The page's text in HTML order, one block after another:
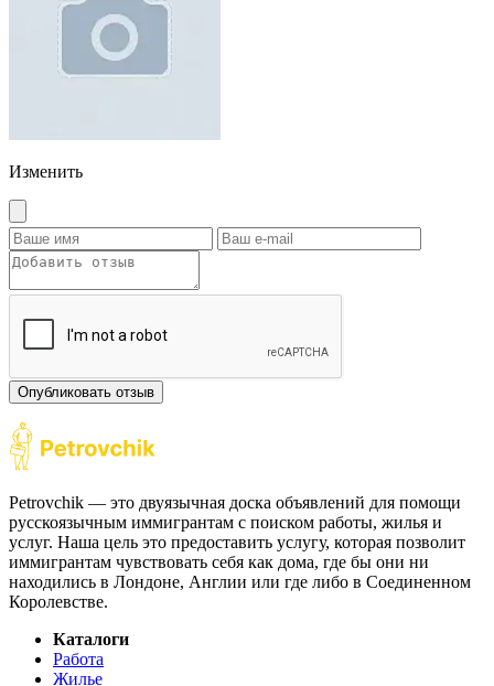
Изменить
Опубликовать отзыв
Petrovchik — это двуязычная доска объявлений для помощи
русскоязычным иммигрантам с поиском работы, жилья и
услуг. Наша цель это предоставить услугу, которая позволит
иммигрантам чувствовать себя как дома, где бы они ни
находились в Лондоне, Англии или где либо в Соединенном
Королевстве.
Каталоги
Работа
Жилье